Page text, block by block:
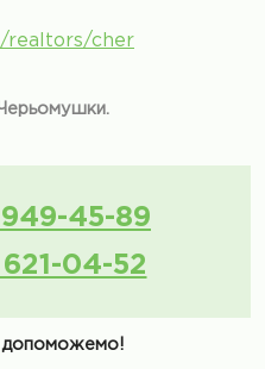
realtors/cher
45-89
04-52
допоможемо!